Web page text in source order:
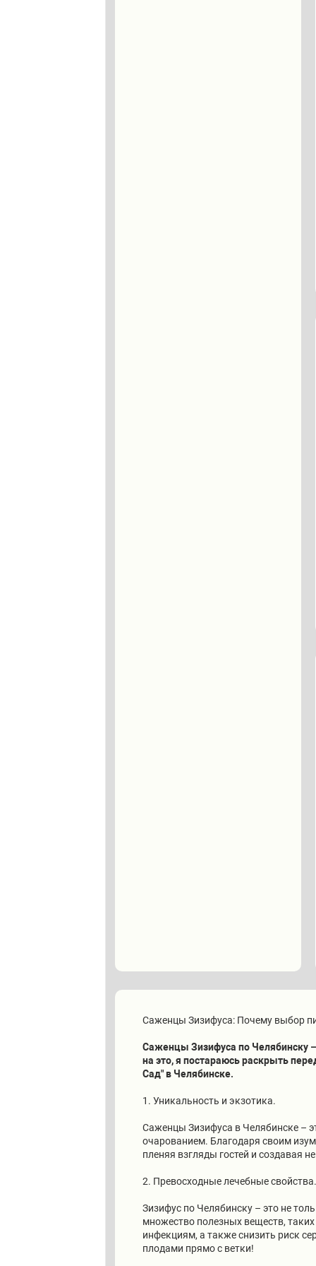
Саженцы Зизифуса: Почему выбор
Саженцы Зизифуса по Челябинску –
на это, я постараюсь раскрыть
Сад" в Челябинске.
1. Уникальность и экзотика.
Саженцы Зизифуса в Челябинске –
очарованием. Благодаря своим
пленяя взгляды гостей и создавая
2. Превосходные лечебные свойства.
Зизифус по Челябинску – это не
множество полезных веществ,
инфекциям, а также снизить риск
плодами прямо с ветки!